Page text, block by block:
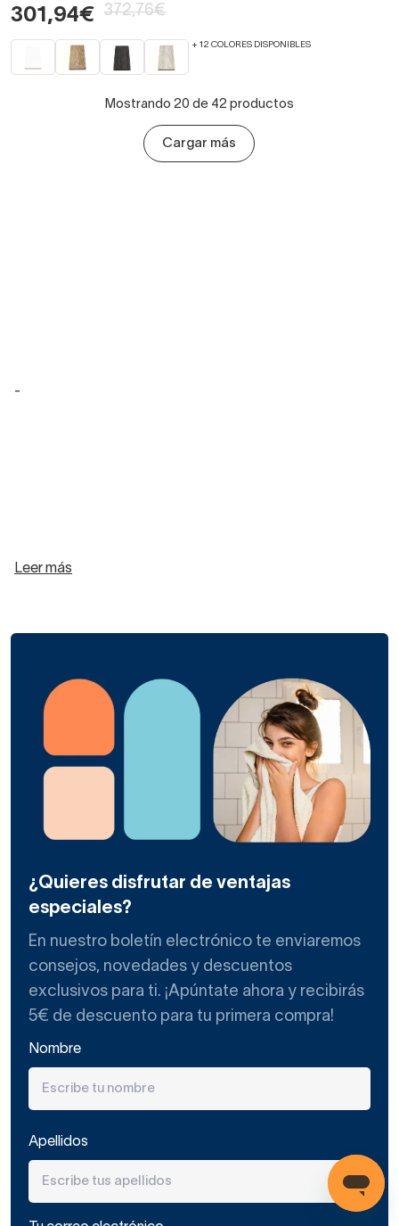
301,94€ 372,76€
+ 12 COLORES DISPONIBLES
Mostrando 20 de 42 productos
Cargar más
-
Leer más
¿Quieres disfrutar de ventajas
especiales?
En nuestro boletín electrónico te enviaremos
consejos, novedades y descuentos
exclusivos para ti. ¡Apúntate ahora y recibirás
5€ de descuento para tu primera compra!
Nombre
Apellidos